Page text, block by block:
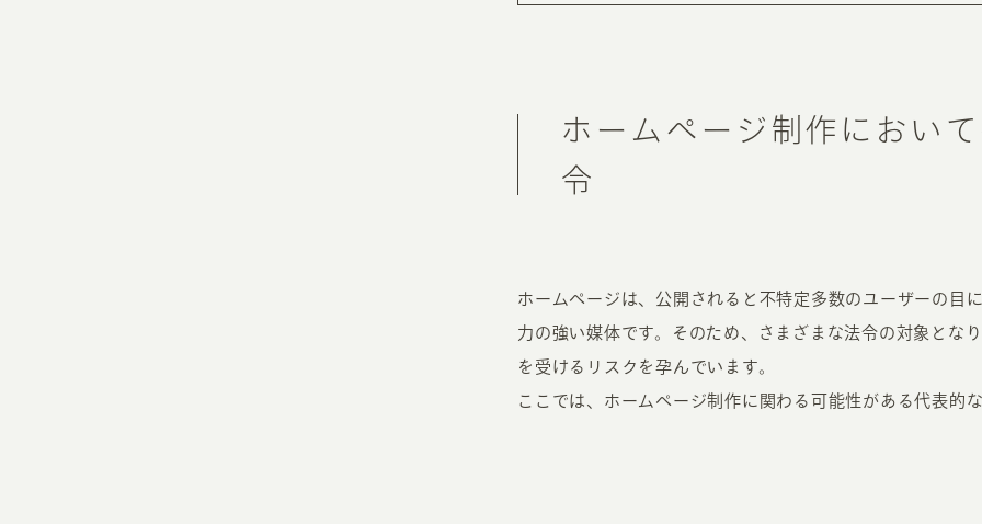
ホームページ制作におい
令
ホームページは、公開されると不特定多数のユーザーの目
力の強い媒体です。そのため、さまざまな法令の対象とな
を受けるリスクを孕んでいます。
ここでは、ホームページ制作に関わる可能性がある代表的